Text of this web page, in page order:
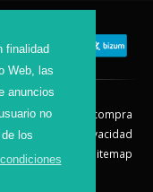
finalidad
Web, las
anuncios
no
los
Condiciones de compra
Política de Privacidad
de Cookies
Sitemap